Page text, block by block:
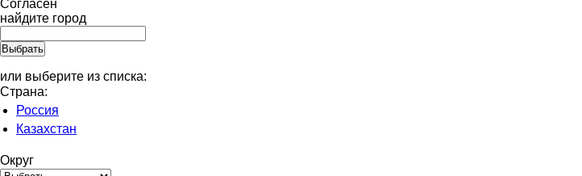
Согласен
найдите город
или выберите из списка:
Страна:
Россия
Казахстан
Округ